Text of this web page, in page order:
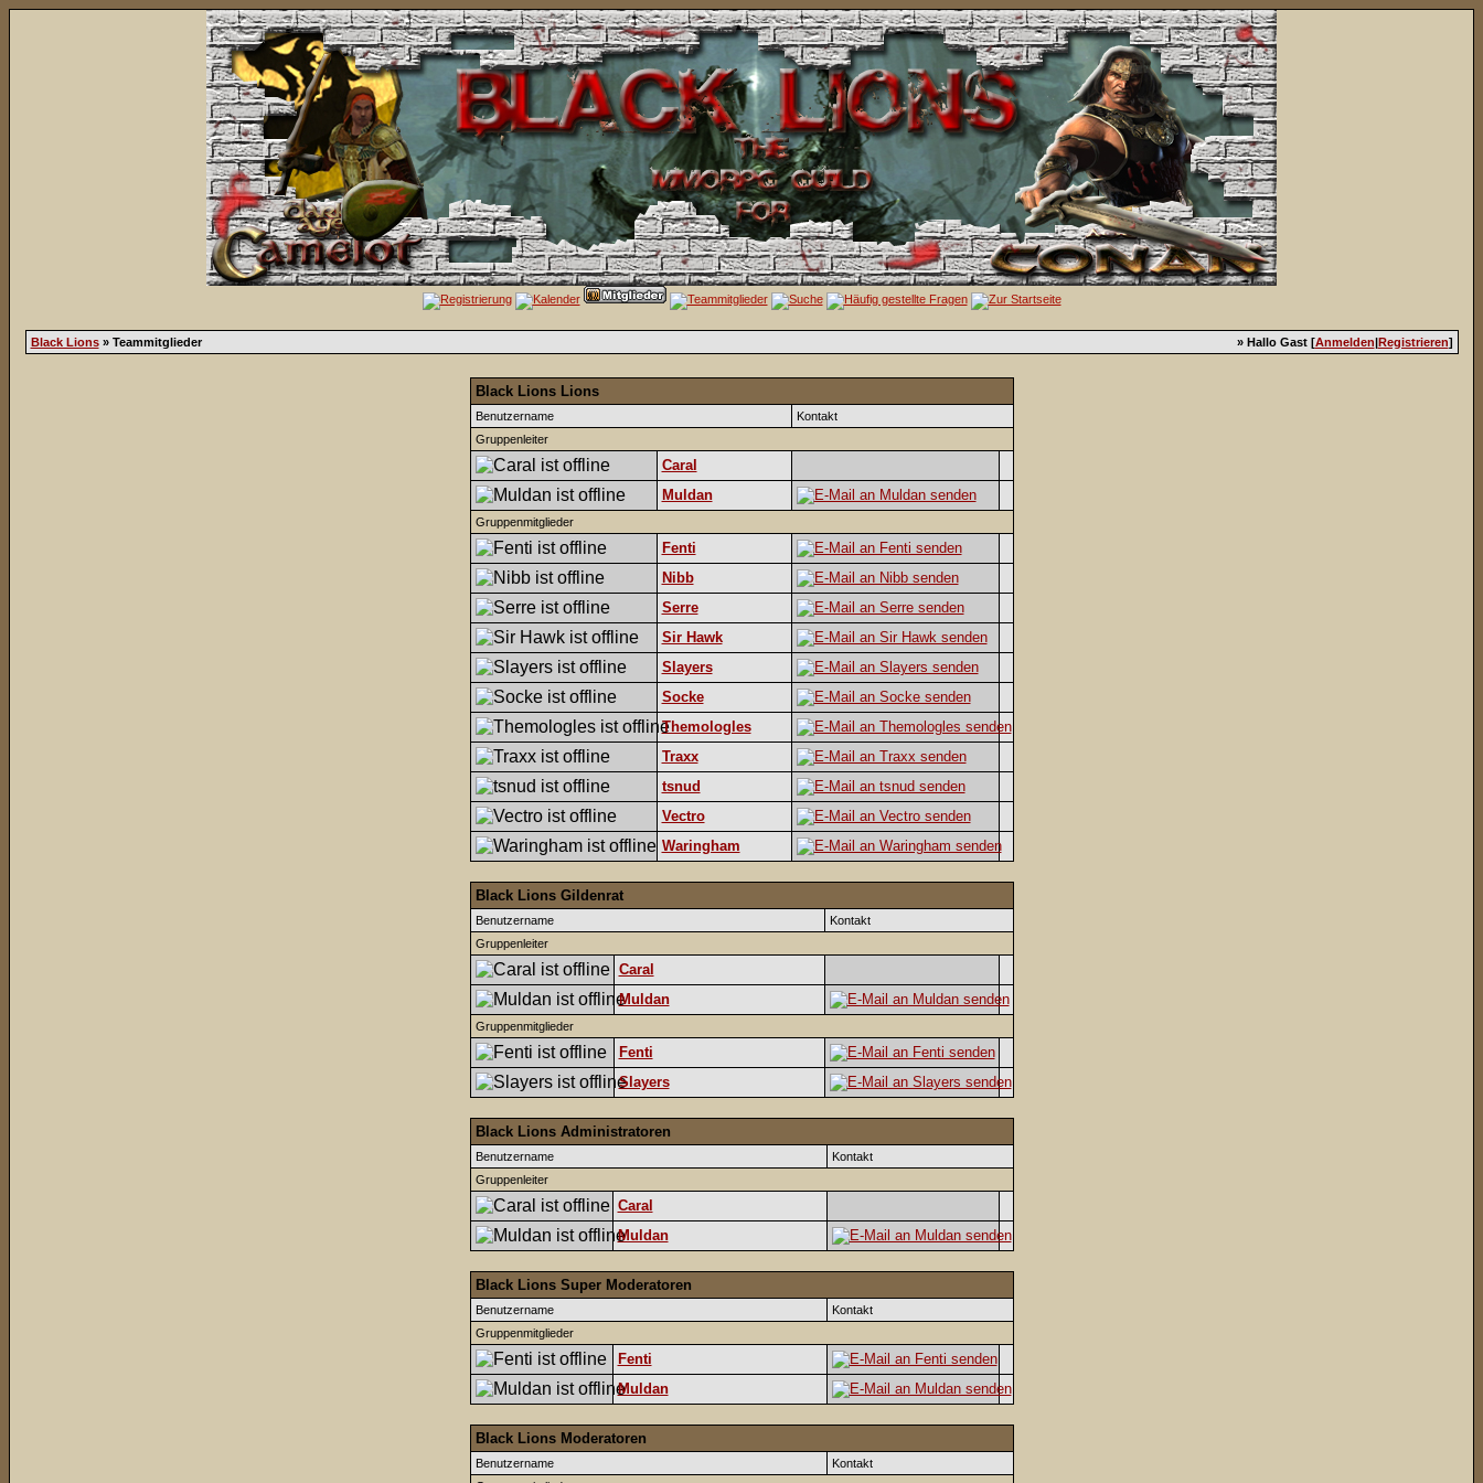
Black Lions» Teammitglieder » Hallo Gast [Anmelden|Registrieren]
Black Lions Lions
Benutzername
Kontakt
Gruppenleiter
Caral
Muldan
Gruppenmitglieder
Fenti
Nibb
Serre
Sir Hawk
Slayers
Socke
Themologles
Traxx
tsnud
Vectro
Waringham
Black Lions Gildenrat
Benutzername
Kontakt
Gruppenleiter
Caral
Muldan
Gruppenmitglieder
Fenti
Slayers
Black Lions Administratoren
Benutzername
Kontakt
Gruppenleiter
Caral
Muldan
Black Lions Super Moderatoren
Benutzername
Kontakt
Gruppenmitglieder
Fenti
Muldan
Black Lions Moderatoren
Benutzername
Kontakt